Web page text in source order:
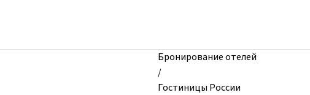
"13/15"Хостел,
Бронирование отелей
/
Гостиницы России